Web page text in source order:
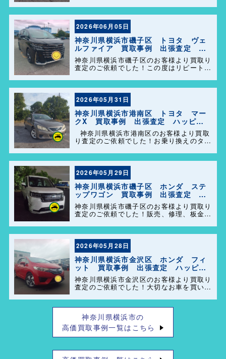
(^o^)／ また、事務所に遊びに来てくださ
い。
2026年06月05日
神奈川県横浜市磯子区 トヨタ ヴェ
ルファイア 買取事例 出張査定 ハ
ッピーカーズ港南店！
神奈川県横浜市磯子区のお客様より買取り
査定のご依頼でした！この度はリピートで
様のお車を迅速かつ丁寧に対応させていた
だきました。 今後ともよろしくお願いし
ます＼(^o^)／
2026年05月31日
神奈川県横浜市港南区 トヨタ マー
クX 買取事例 出張査定 ハッピー
カーズ港南店！
神奈川県横浜市港南区のお客様より買取
り査定のご依頼でした！お乗り換えのタイ
い取らせて頂きありがとうございます。今
後とも弊社の事をよろしくお願いします＼
(^o^)／
2026年05月29日
神奈川県横浜市磯子区 ホンダ ステ
ップワゴン 買取事例 出張査定 ハ
ッピーカーズ港南店！
神奈川県横浜市磯子区のお客様より買取り
査定のご依頼でした！販売、修理、板金、
で困った事があれば、気軽にご相談して下
さい(^o^)／
2026年05月28日
神奈川県横浜市金沢区 ホンダ フィ
ット 買取事例 出張査定 ハッピー
カーズ港南店！
神奈川県横浜市金沢区のお客様より買取り
査定のご依頼でした！大切なお車を買い取
も弊社の事をよろしくお願いします＼
(^o^)／
神奈川県横浜市の
高価買取事例一覧はこちら